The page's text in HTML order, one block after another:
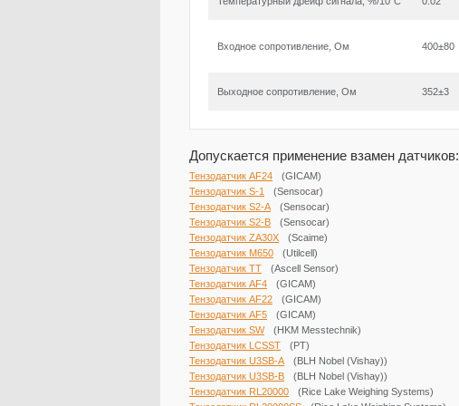
Входное сопротивление, Ом 400±80
Выходное сопротивление, Ом 352±3
Допускается применение взамен датчиков:
Тензодатчик AF24
(GICAM)
Тензодатчик S-1
(Sensocar)
Тензодатчик S2-A
(Sensocar)
Тензодатчик S2-B
(Sensocar)
Тензодатчик ZA30X
(Scaime)
Тензодатчик М650
(Utilcell)
Тензодатчик TT
(Ascell Sensor)
Тензодатчик AF4
(GICAM)
Тензодатчик AF22
(GICAM)
Тензодатчик AF5
(GICAM)
Тензодатчик SW
(HKM Messtechnik)
Тензодатчик LCSST
(PT)
Тензодатчик U3SB-A
(BLH Nobel (Vishay))
Тензодатчик U3SB-B
(BLH Nobel (Vishay))
Тензодатчик RL20000
(Rice Lake ​Weighing Systems)